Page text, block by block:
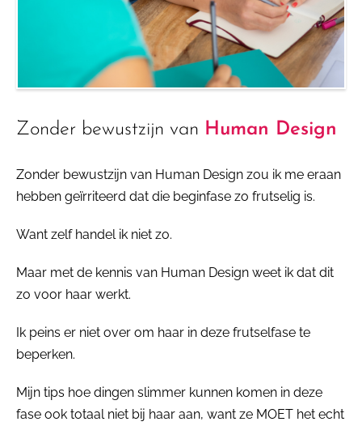
Zonder bewustzijn van Human Design
Zonder bewustzijn van Human Design zou ik me eraan
hebben geïrriteerd dat die beginfase zo frutselig is.
Want zelf handel ik niet zo.
Maar met de kennis van Human Design weet ik dat dit
zo voor haar werkt.
Ik peins er niet over om haar in deze frutselfase te
beperken.
Mijn tips hoe dingen slimmer kunnen komen in deze
fase ook totaal niet bij haar aan, want ze MOET het echt